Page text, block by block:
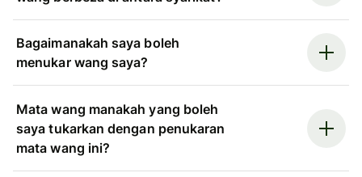
Bagaimanakah saya boleh
menukar wang saya?
Mata wang manakah yang boleh
saya tukarkan dengan penukaran
mata wang ini?